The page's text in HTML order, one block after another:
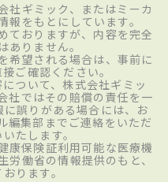
社ギミック、またはミーカ
報をもとにしています。
ておりますが、内容を完全
ありません。
希望される場合は、事前に
ご確認ください。
ついて、株式会社ギミッ
社ではその賠償の責任を一
誤りがある場合には、お
編集部までご連絡をいただ
たします。
康保険証利用可能な医療機
働省の情報提供のもと、
ります。